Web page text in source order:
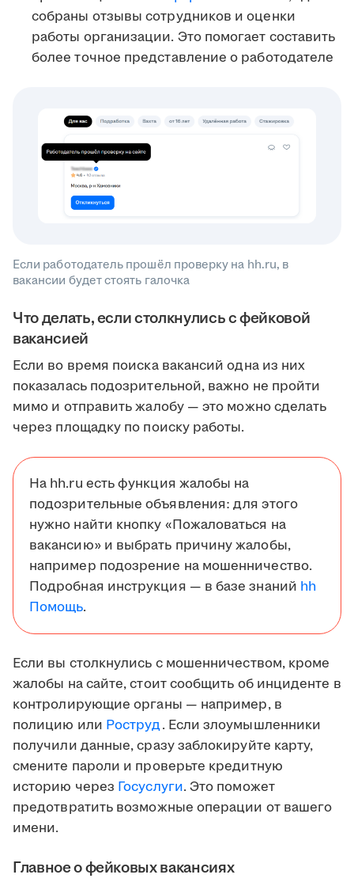
собраны отзывы сотрудников и оценки
работы организации. Это помогает составить
более точное представление о работодателе
Если работодатель прошёл проверку на hh.ru, в
вакансии будет стоять галочка
Что делать, если столкнулись с фейковой
вакансией
Если во время поиска вакансий одна из них
показалась подозрительной, важно не пройти
мимо и отправить жалобу — это можно сделать
через площадку по поиску работы.
На hh.ru есть функция жалобы на
подозрительные объявления: для этого
нужно найти кнопку «Пожаловаться на
вакансию» и выбрать причину жалобы,
например подозрение на мошенничество.
Подробная инструкция — в базе знаний hh
Помощь.
Если вы столкнулись с мошенничеством, кроме
жалобы на сайте, стоит сообщить об инциденте в
контролирующие органы — например, в
полицию или Роструд. Если злоумышленники
получили данные, сразу заблокируйте карту,
смените пароли и проверьте кредитную
историю через Госуслуги. Это поможет
предотвратить возможные операции от вашего
имени.
Главное о фейковых вакансиях